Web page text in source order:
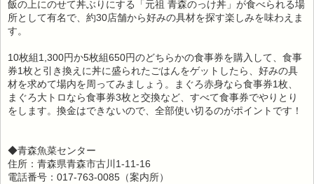
飯の上にのせて丼ぶりにする「元祖 青森のっけ丼」が食べられる場
所として有名で、約30店舗から好みの具材を探す楽しみを味わえま
す。
10枚組1,300円か5枚組650円のどちらかの食事券を購入して、食事
券1枚と引き換えに丼に盛られたごはんをゲットしたら、好みの具
材を求めて場内を周ってみましょう。まぐろ赤身なら食事券1枚、
まぐろ大トロなら食事券3枚と交換など、すべて食事券でやりとり
をします。換金はできないので、全部使い切るのがポイントです！
◆青森魚菜センター
住所：青森県青森市古川1-11-16
電話番号：017-763-0085（案内所）